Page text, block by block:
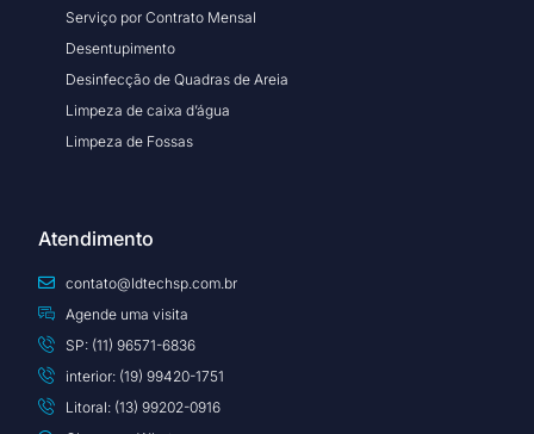
Serviço por Contrato Mensal
Desentupimento
Desinfecção de Quadras de Areia
Limpeza de caixa d’água
Limpeza de Fossas
Atendimento
contato@ldtechsp.com.br
Agende uma visita
SP: (11) 96571-6836
interior: (19) 99420-1751
Litoral: (13) 99202-0916